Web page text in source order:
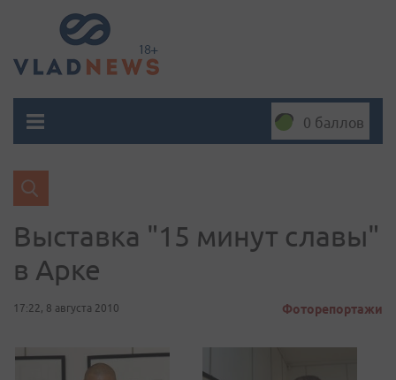
0 баллов
Выставка "15 минут славы"
в Арке
17:22, 8 августа 2010 Фоторепортажи